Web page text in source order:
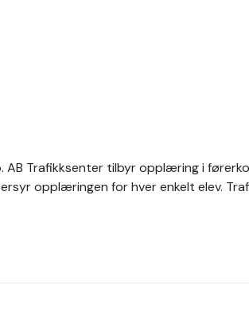
Trafikksenter tilbyr opplæring i
opplæringen for hver enkelt elev.